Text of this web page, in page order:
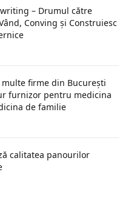
– Drumul către
Conving și Construiesc
multe firme din București
furnizor pentru medicina
de familie
calitatea panourilor